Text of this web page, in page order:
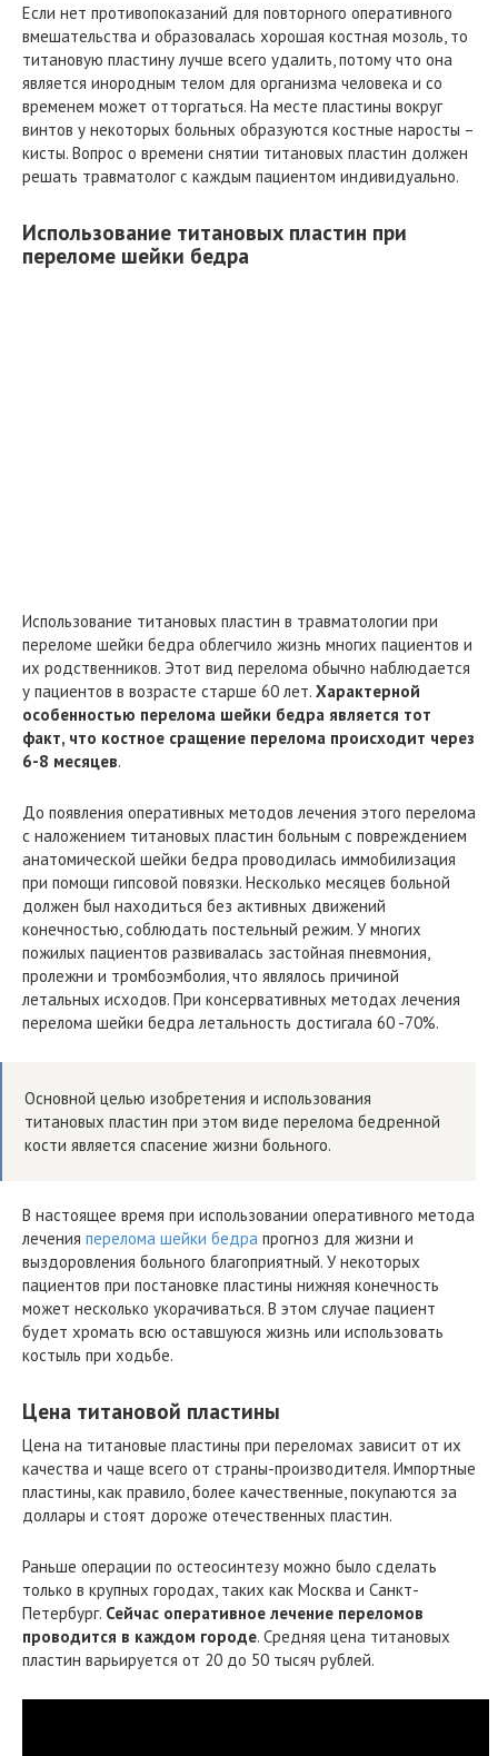
Если нет противопоказаний для повторного оперативного
вмешательства и образовалась хорошая костная мозоль, то
титановую пластину лучше всего удалить, потому что она
является инородным телом для организма человека и со
временем может отторгаться. На месте пластины вокруг
винтов у некоторых больных образуются костные наросты –
кисты. Вопрос о времени снятии титановых пластин должен
решать травматолог с каждым пациентом индивидуально.
Использование титановых пластин при
переломе шейки бедра
Использование титановых пластин в травматологии при
переломе шейки бедра облегчило жизнь многих пациентов и
их родственников. Этот вид перелома обычно наблюдается
у пациентов в возрасте старше 60 лет. Характерной
особенностью перелома шейки бедра является тот
факт, что костное сращение перелома происходит через
6-8 месяцев.
До появления оперативных методов лечения этого перелома
с наложением титановых пластин больным с повреждением
анатомической шейки бедра проводилась иммобилизация
при помощи гипсовой повязки. Несколько месяцев больной
должен был находиться без активных движений
конечностью, соблюдать постельный режим. У многих
пожилых пациентов развивалась застойная пневмония,
пролежни и тромбоэмболия, что являлось причиной
летальных исходов. При консервативных методах лечения
перелома шейки бедра летальность достигала 60 -70%.
Основной целью изобретения и использования
титановых пластин при этом виде перелома бедренной
кости является спасение жизни больного.
В настоящее время при использовании оперативного метода
лечения перелома шейки бедра прогноз для жизни и
выздоровления больного благоприятный. У некоторых
пациентов при постановке пластины нижняя конечность
может несколько укорачиваться. В этом случае пациент
будет хромать всю оставшуюся жизнь или использовать
костыль при ходьбе.
Цена титановой пластины
Цена на титановые пластины при переломах зависит от их
качества и чаще всего от страны-производителя. Импортные
пластины, как правило, более качественные, покупаются за
доллары и стоят дороже отечественных пластин.
Раньше операции по остеосинтезу можно было сделать
только в крупных городах, таких как Москва и Санкт-
Петербург. Сейчас оперативное лечение переломов
проводится в каждом городе. Средняя цена титановых
пластин варьируется от 20 до 50 тысяч рублей.